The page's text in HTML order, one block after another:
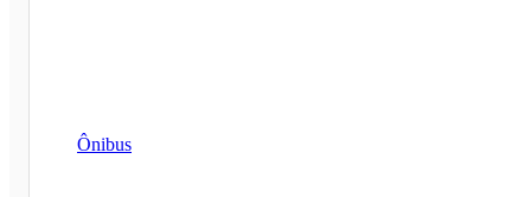
Ônibus